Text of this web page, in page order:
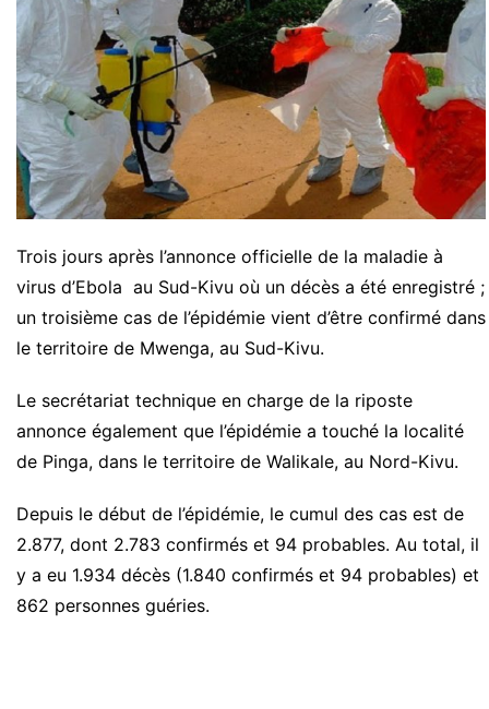
Trois jours après l’annonce officielle de la maladie à
virus d’Ebola au Sud-Kivu où un décès a été enregistré ;
un troisième cas de l’épidémie vient d’être confirmé dans
le territoire de Mwenga, au Sud-Kivu.
Le secrétariat technique en charge de la riposte
annonce également que l’épidémie a touché la localité
de Pinga, dans le territoire de Walikale, au Nord-Kivu.
Depuis le début de l’épidémie, le cumul des cas est de
2.877, dont 2.783 confirmés et 94 probables. Au total, il
y a eu 1.934 décès (1.840 confirmés et 94 probables) et
862 personnes guéries.